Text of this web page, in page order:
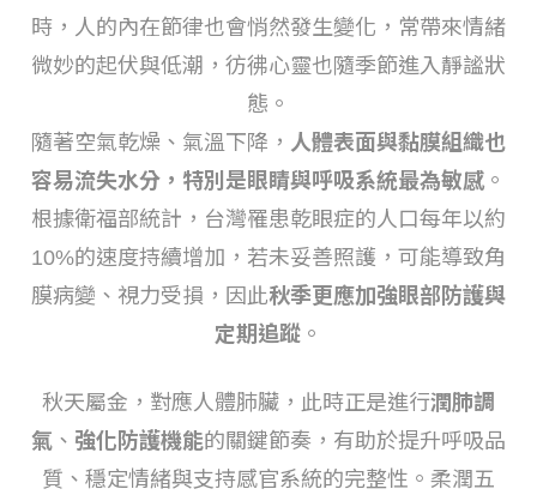
時，人的內在節律也會悄然發生變化，常帶來情緒
微妙的起伏與低潮，彷彿心靈也隨季節進入靜謐狀
態。
隨著空氣乾燥、氣溫下降， 人體表面與黏膜組織也
容易流失水分，特別是眼睛與呼吸系統最為敏感 。
根據衛福部統計，台灣罹患乾眼症的人口每年以約
10%的速度持續增加，若未妥善照護，可能導致角
膜病變、視力受損，因此秋季更應加強眼部防護與
定期追蹤 。
秋天屬金，對應人體肺臟，此時正是進行潤肺調
氣 、 強化防護機能的關鍵節奏，有助於提升呼吸品
質、穩定情緒與支持感官系統的完整性。柔潤五